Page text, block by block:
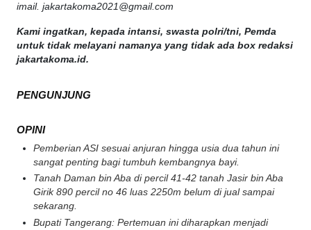
imail. jakartakoma2021@gmail.com
Kami ingatkan, kepada intansi, swasta polri/tni, Pemda
untuk tidak melayani namanya yang tidak ada box redaksi
jakartakoma.id.
PENGUNJUNG
OPINI
Pemberian ASI sesuai anjuran hingga usia dua tahun ini
sangat penting bagi tumbuh kembangnya bayi.
Tanah Daman bin Aba di percil 41-42 tanah Jasir bin Aba
Girik 890 percil no 46 luas 2250m belum di jual sampai
sekarang.
Bupati Tangerang: Pertemuan ini diharapkan menjadi